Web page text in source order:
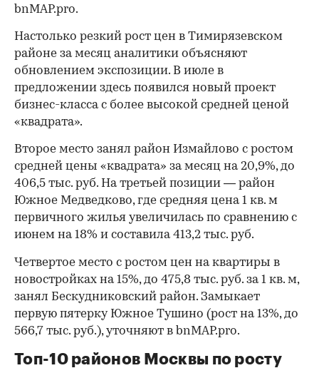
bnMAP.pro.
Настолько резкий рост цен в Тимирязевском
районе за месяц аналитики объясняют
обновлением экспозиции. В июле в
предложении здесь появился новый проект
бизнес-класса с более высокой средней ценой
«квадрата».
Второе место занял район Измайлово с ростом
средней цены «квадрата» за месяц на 20,9%, до
406,5 тыс. руб. На третьей позиции — район
Южное Медведково, где средняя цена 1 кв. м
первичного жилья увеличилась по сравнению с
июнем на 18% и составила 413,2 тыс. руб.
Четвертое место с ростом цен на квартиры в
новостройках на 15%, до 475,8 тыс. руб. за 1 кв. м,
занял Бескудниковский район. Замыкает
первую пятерку Южное Тушино (рост на 13%, до
566,7 тыс. руб.), уточняют в bnMAP.pro.
Топ-10 районов Москвы по росту